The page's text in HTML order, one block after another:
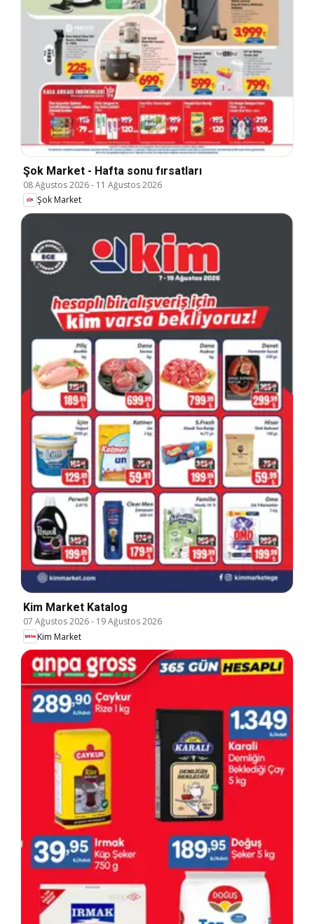
Şok Market - Hafta sonu fırsatları
08 Ağustos 2026- 11 Ağustos 2026
Şok Market
Kim Market Katalog
07 Ağustos 2026- 19 Ağustos 2026
Kim Market